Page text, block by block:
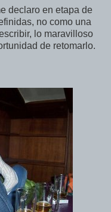
declaro en etapa de
no como una
lo maravilloso
de retomarlo.